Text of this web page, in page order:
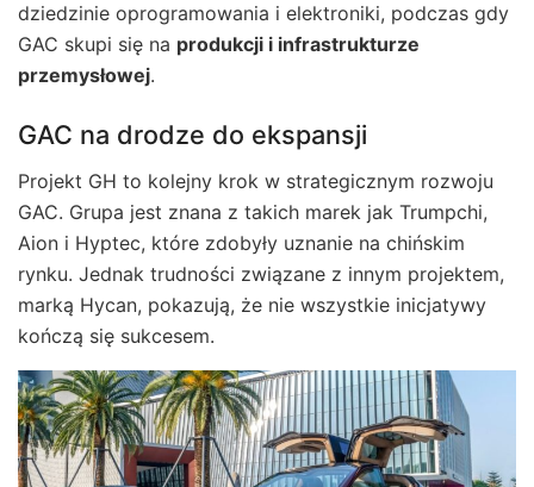
dziedzinie oprogramowania i elektroniki, podczas gdy
GAC skupi się na produkcji i infrastrukturze
przemysłowej.
GAC na drodze do ekspansji
Projekt GH to kolejny krok w strategicznym rozwoju
GAC. Grupa jest znana z takich marek jak Trumpchi,
Aion i Hyptec, które zdobyły uznanie na chińskim
rynku. Jednak trudności związane z innym projektem,
marką Hycan, pokazują, że nie wszystkie inicjatywy
kończą się sukcesem.